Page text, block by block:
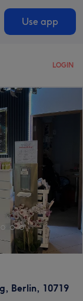
Use app
LOGIN
, Berlin, 10719